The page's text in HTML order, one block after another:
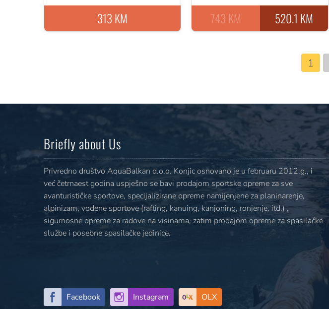
313 KM
520.1 KM
743 KM
1
Briefly about Us
Privredno društvo AquaBalkan d.o.o. Konjic osnovano je u februaru 2012.g., i
već četrnaest godina uspješno se bavi prodajom sportske opreme za sve
avanturističke sportove, specijalizirane opreme namijenjene za planinarenje,
alpinizam, vodene sportove (rafting, kanuing, kanjoning, ronjenje, itd.) ,
sigurnosne opreme za radove na visinama, zatim prodajom opreme za spasilačke
službe i posebne spasilačke jedinice.
Facebook Instagram OLX